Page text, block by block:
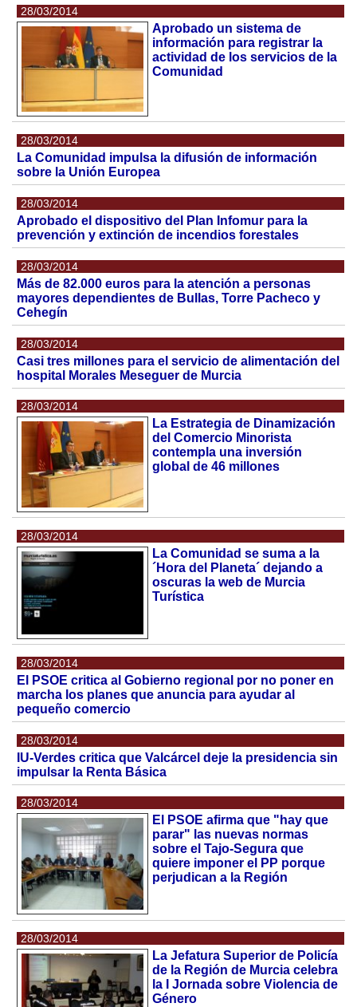
28/03/2014
Aprobado un sistema de
información para registrar la
actividad de los servicios de la
Comunidad
28/03/2014
La Comunidad impulsa la difusión de información
sobre la Unión Europea
28/03/2014
Aprobado el dispositivo del Plan Infomur para la
prevención y extinción de incendios forestales
28/03/2014
Más de 82.000 euros para la atención a personas
mayores dependientes de Bullas, Torre Pacheco y
Cehegín
28/03/2014
Casi tres millones para el servicio de alimentación del
hospital Morales Meseguer de Murcia
28/03/2014
La Estrategia de Dinamización
del Comercio Minorista
contempla una inversión
global de 46 millones
28/03/2014
La Comunidad se suma a la
´Hora del Planeta´ dejando a
oscuras la web de Murcia
Turística
28/03/2014
El PSOE critica al Gobierno regional por no poner en
marcha los planes que anuncia para ayudar al
pequeño comercio
28/03/2014
IU-Verdes critica que Valcárcel deje la presidencia sin
impulsar la Renta Básica
28/03/2014
El PSOE afirma que "hay que
parar" las nuevas normas
sobre el Tajo-Segura que
quiere imponer el PP porque
perjudican a la Región
28/03/2014
La Jefatura Superior de Policía
de la Región de Murcia celebra
la I Jornada sobre Violencia de
Género